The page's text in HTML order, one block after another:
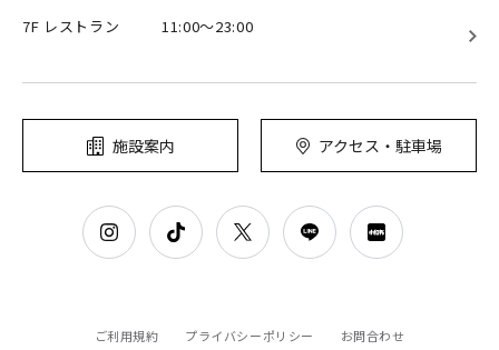
7F レストラン 11:00～23:00
施設案内 アクセス・駐車場
ご利用規約 プライバシーポリシー お問合わせ